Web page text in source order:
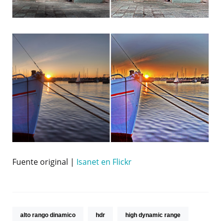
Fuente original | Isanet en Flickr
alto rango dinamico hdr high dynamic range